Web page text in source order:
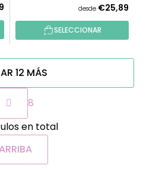
desde €25,89
SELECCIONAR
C
o
n
t
r
12 MÁS
P
a
g
i
n
a
c
8
en total